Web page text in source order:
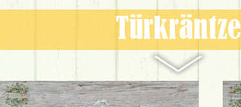
Türkräntze